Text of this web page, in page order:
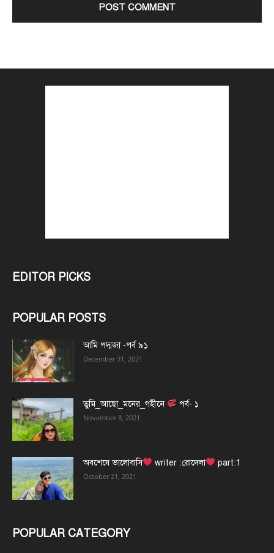
EDITOR PICKS
POPULAR POSTS
আমি পদ্মজা -পর্ব ৯১
December 31, 2021
তুমি_আছো_মনের_গহীনে পর্ব- ১
November 8, 2021
অবশেষে ভালোবাসি writer :রোদেলা part:1
October 21, 2021
POPULAR CATEGORY